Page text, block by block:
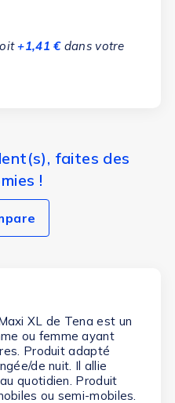
+1,41 € dans votre
faites des
!
XL de Tena est un
ou femme ayant
Produit adapté
de nuit. Il allie
quotidien. Produit
ou semi-mobiles.